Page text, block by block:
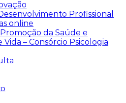
Profissional
online
da Saúde e
– Consórcio Psicologia